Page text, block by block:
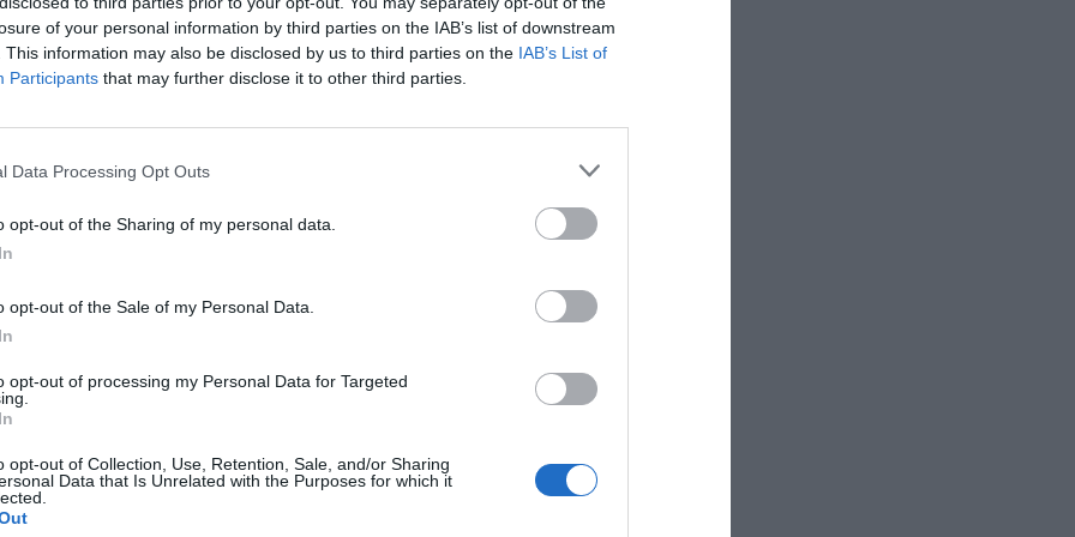
of your personal information by third parties on the IAB’s list of downstream
This information may also be disclosed by us to third parties on the IAB’s List of
Participants that may further disclose it to other third parties.
Data Processing Opt Outs
opt-out of the Sharing of my personal data.
opt-out of the Sale of my Personal Data.
opt-out of processing my Personal Data for Targeted
opt-out of Collection, Use, Retention, Sale, and/or Sharing
Data that Is Unrelated with the Purposes for which it
capitalizan el ‘boom’ Dončić: su camiseta es la más vendida de la NBA en 2025
en un comunicado, Shopify aportará la infraestructura
escalar el ecosistema de 77X, integrando comercio,
vivo y contenidos digitales dentro de un mismo entorno,
visión del jugador de mantener el control de su marca y su
decrear y construir esto conmigo”
, ha asegurado
2P